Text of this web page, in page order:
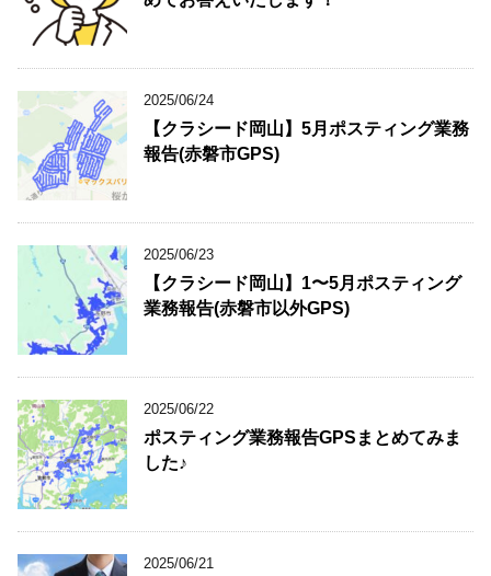
2025/06/24
【クラシード岡山】5月ポスティング業務
報告(赤磐市GPS)
2025/06/23
【クラシード岡山】1〜5月ポスティング
業務報告(赤磐市以外GPS)
2025/06/22
ポスティング業務報告GPSまとめてみま
した♪
2025/06/21